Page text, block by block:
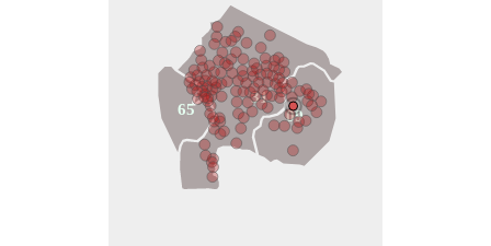
31
09
65